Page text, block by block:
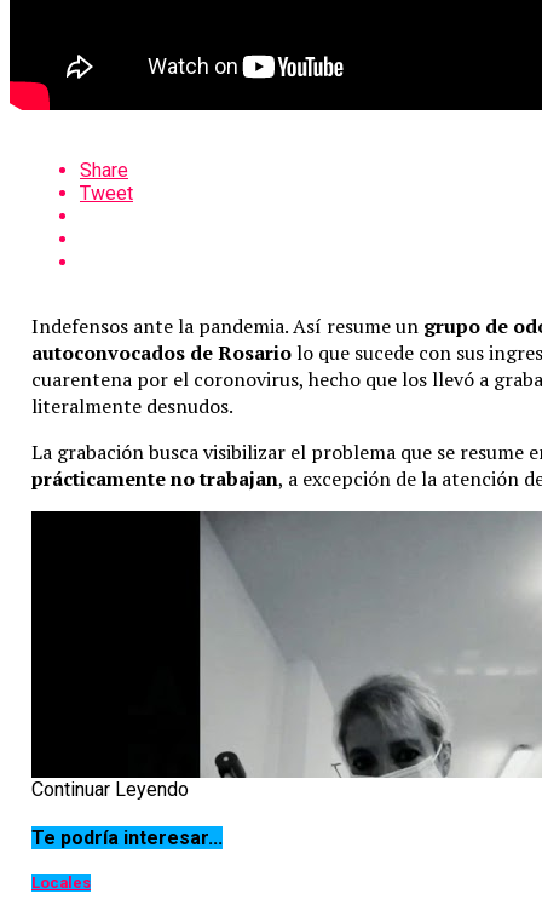
Share
Tweet
Indefensos ante la pandemia. Así resume un grupo de
autoconvocados de Rosariolo que sucede con sus
cuarentena por el coronovirus, hecho que los llevó a
literalmente desnudos.
La grabación busca visibilizar el problema que se resume
prácticamente no trabajan, a excepción de la atención
Continuar Leyendo
Te podría interesar...
Locales